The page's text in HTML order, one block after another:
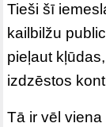
Tieši šī
kailbilžu
pieļaut
izdzēstos
Tā ir vēl